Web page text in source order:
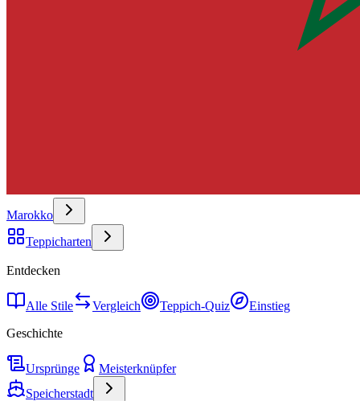
Marokko
Teppicharten
Entdecken
Alle Stile Vergleich Teppich-Quiz
Einstieg
Geschichte
Ursprünge
Meisterknüpfer
Speicherstadt